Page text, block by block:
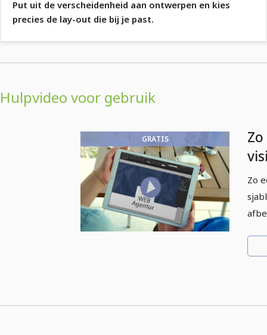
Put uit de verscheidenheid aan ontwerpen en kies
precies de lay-out die bij je past.
Hulpvideo voor gebruik
GRATIS
Zo